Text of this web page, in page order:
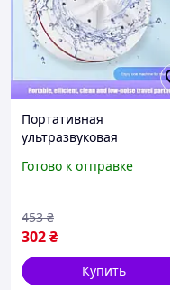
Портативная
ультразвуковая
быстрой стирки в любом
Готово к отправке
302₴
453 ₴
Купить